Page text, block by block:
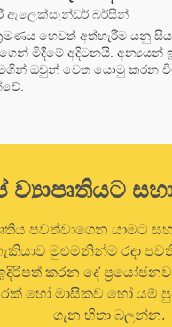
ඇලෙක්සැන්ඩර් බර්සින්
හෙවත් අත්හැරීම යනු
මිදීමේ අදිටනයි. අන්‍යයන්
ඔවුන් වෙත යොමු කරන
ව්‍යාපෘතියට
පවත්වාගෙන යාමට
මුළුමනින්ම රඳා
කරන දේ
හෝ මාසිකව හෝ යම්
ගැන හිතා බලන්න.